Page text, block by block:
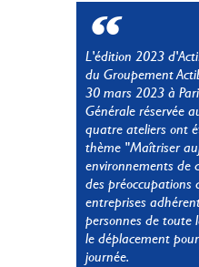
L'édition 2023
du Groupement
30 mars 2023 à
Générale réservée
quatre ateliers ont
thème "Maîtriser
environnements de
des préoccupations
entreprises
personnes de toute
le déplacement
journée.